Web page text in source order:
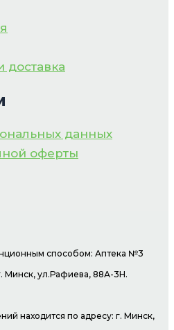
доставка
данных
оферты
способом: Аптека №3
Минск, ул.Рафиева, 88А-3Н.
находится по адресу: г. Минск,